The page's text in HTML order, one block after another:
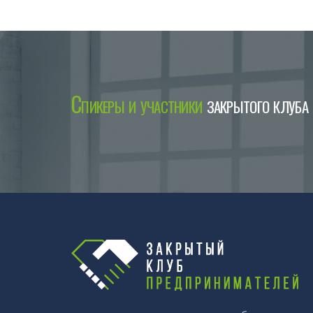
Спикеры и участникизакрытого